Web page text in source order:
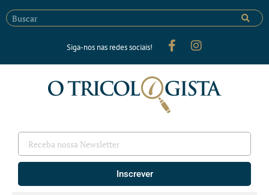
Siga-nos nas redes sociais!
Inscrever